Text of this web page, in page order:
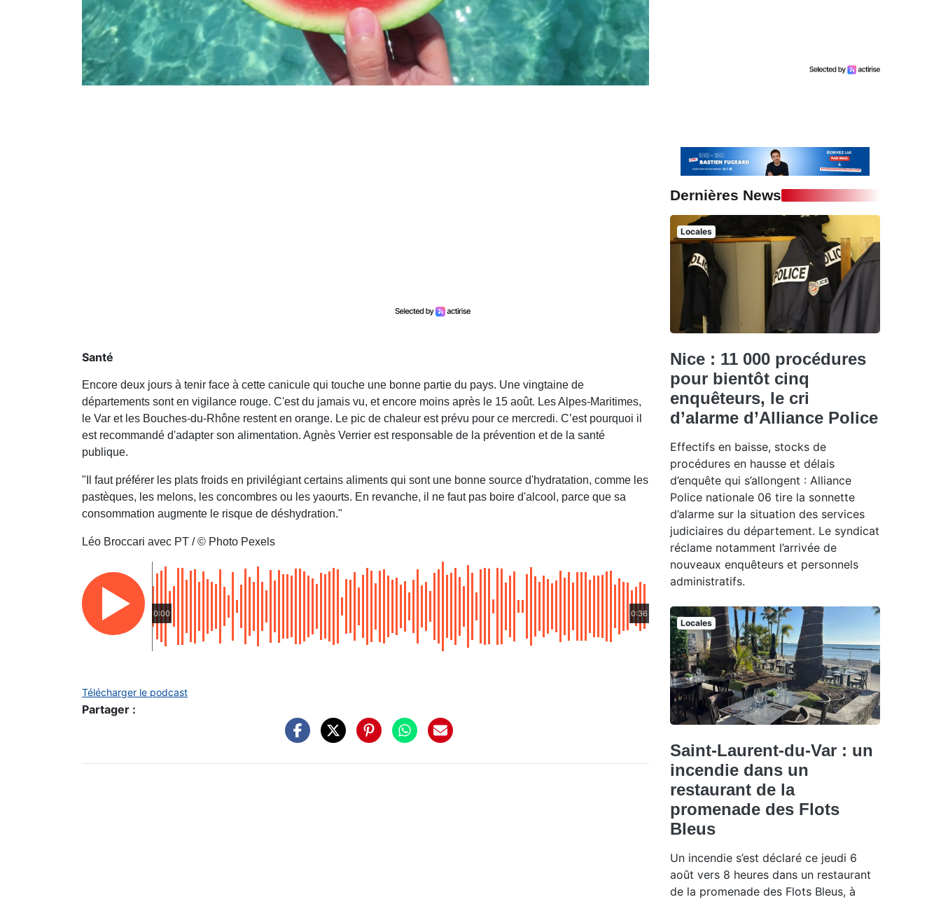
Santé
Encore deux jours à tenir face à cette canicule qui touche une bonne partie du pays. Une vingtaine de
départements sont en vigilance rouge. C'est du jamais vu, et encore moins après le 15 août. Les Alpes-Maritimes,
le Var et les Bouches-du-Rhône restent en orange. Le pic de chaleur est prévu pour ce mercredi. C’est pourquoi il
est recommandé d'adapter son alimentation. Agnès Verrier est responsable de la prévention et de la santé
publique.
"Il faut préférer les plats froids en privilégiant certains aliments qui sont une bonne source d'hydratation, comme les
pastèques, les melons, les concombres ou les yaourts. En revanche, il ne faut pas boire d'alcool, parce que sa
consommation augmente le risque de déshydration."
Léo Broccari avec PT / © Photo Pexels
0:00 0:36
Télécharger le podcast
Partager :
Dernières News
Locales
Nice : 11 000 procédures
pour bientôt cinq
enquêteurs, le cri
d’alarme d’Alliance Police
Effectifs en baisse, stocks de
procédures en hausse et délais
d’enquête qui s’allongent : Alliance
Police nationale 06 tire la sonnette
d’alarme sur la situation des services
judiciaires du département. Le syndicat
réclame notamment l’arrivée de
nouveaux enquêteurs et personnels
administratifs.
Locales
Saint-Laurent-du-Var : un
incendie dans un
restaurant de la
promenade des Flots
Bleus
Un incendie s’est déclaré ce jeudi 6
août vers 8 heures dans un restaurant
de la promenade des Flots Bleus, à